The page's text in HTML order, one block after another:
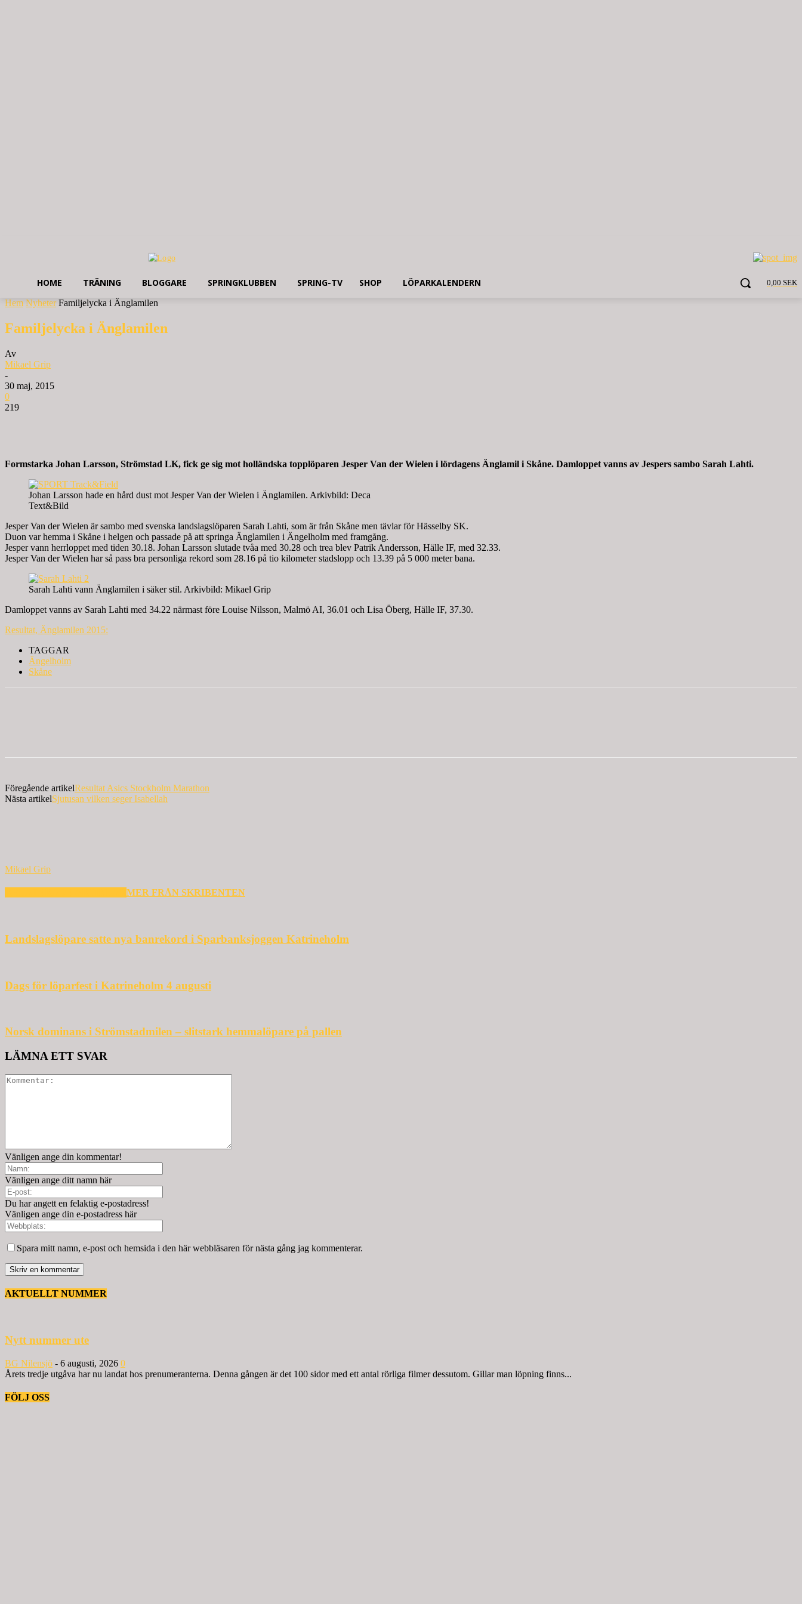
0,00 SEK
HOME TRÄNING BLOGGARE SPRINGKLUBBEN SPRING-TV SHOP LÖPARKALENDERN
Hem Nyheter Familjelycka i Änglamilen
Familjelycka i Änglamilen
Av
Mikael Grip
-
30 maj, 2015
0
219
Formstarka Johan Larsson, Strömstad LK, fick ge sig mot holländska topplöparen Jesper Van der Wielen i lördagens Änglamil i Skåne. Damloppet vanns av Jespers sambo Sarah Lahti.
Johan Larsson hade en hård dust mot Jesper Van der Wielen i Änglamilen. Arkivbild: Deca
Text&Bild
Jesper Van der Wielen är sambo med svenska landslagslöparen Sarah Lahti, som är från Skåne men tävlar för Hässelby SK.
Duon var hemma i Skåne i helgen och passade på att springa Änglamilen i Ängelholm med framgång.
Jesper vann herrloppet med tiden 30.18. Johan Larsson slutade tvåa med 30.28 och trea blev Patrik Andersson, Hälle IF, med 32.33.
Jesper Van der Wielen har så pass bra personliga rekord som 28.16 på tio kilometer stadslopp och 13.39 på 5 000 meter bana.
Sarah Lahti vann Änglamilen i säker stil. Arkivbild: Mikael Grip
Damloppet vanns av Sarah Lahti med 34.22 närmast före Louise Nilsson, Malmö AI, 36.01 och Lisa Öberg, Hälle IF, 37.30.
Resultat, Änglamilen 2015:
TAGGAR
Ängelholm
Skåne
Föregående artikelResultat Asics Stockholm Marathon
Nästa artikelSjutusan vilken seger Isabellah
Mikael Grip
MER FRÅN SKRIBENTEN
Landslagslöpare satte nya banrekord i Sparbanksjoggen Katrineholm
Dags för löparfest i Katrineholm 4 augusti
Norsk dominans i Strömstadmilen – slitstark hemmalöpare på pallen
LÄMNA ETT SVAR
Vänligen ange din kommentar!
Vänligen ange ditt namn här
Du har angett en felaktig e-postadress!
Vänligen ange din e-postadress här
Spara mitt namn, e-post och hemsida i den här webbläsaren för nästa gång jag kommenterar.
AKTUELLT NUMMER
Nytt nummer ute
BG Nilensjö - 6 augusti, 2026 0
Årets tredje utgåva har nu landat hos prenumeranterna. Denna gången är det 100 sidor med ett antal rörliga filmer dessutom. Gillar man löpning finns...
FÖLJ OSS